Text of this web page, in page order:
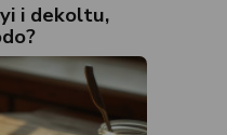
i dekoltu,